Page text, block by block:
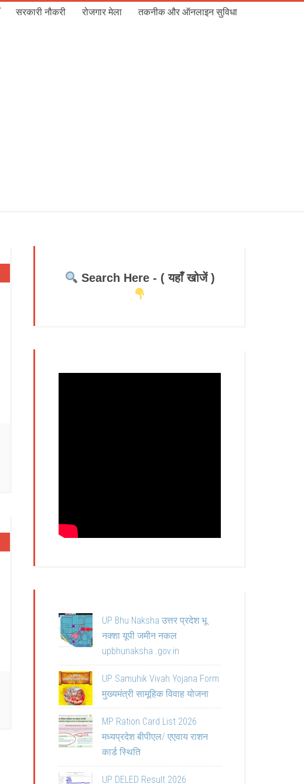
सरकारी नौकरी रोजगार मेला तकनीक और ऑनलाइन सुविधा
Search Here - ( यहाँ खोजें )
UP Bhu Naksha उत्तर प्रदेश भू
नक्शा यूपी जमीन नकल
upbhunaksha .gov.in
UP Samuhik Vivah Yojana Form
मुख्यमंत्री सामूहिक विवाह योजना
MP Ration Card List 2026
मध्यप्रदेश बीपीएल/ एएवाय राशन
कार्ड स्थिति
UP DELED Result 2026